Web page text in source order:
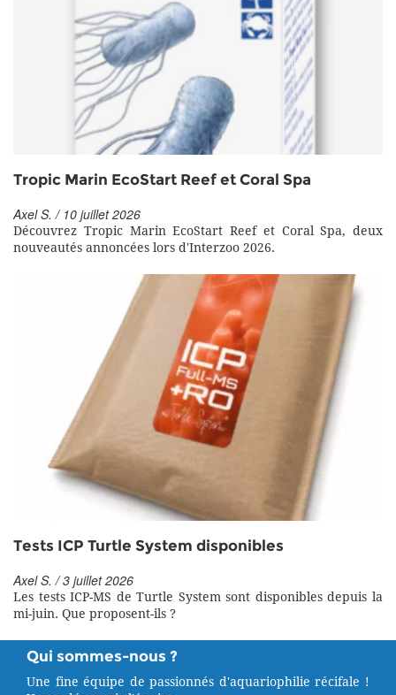
Tropic Marin EcoStart Reef et Coral Spa
Axel S. / 10 juillet 2026
Découvrez Tropic Marin EcoStart Reef et Coral Spa, deux
nouveautés annoncées lors d'Interzoo 2026.
Tests ICP Turtle System disponibles
Axel S. / 3 juillet 2026
Les tests ICP-MS de Turtle System sont disponibles depuis la
mi-juin. Que proposent-ils ?
Qui sommes-nous ?
Une fine équipe de passionnés d'aquariophilie récifale !